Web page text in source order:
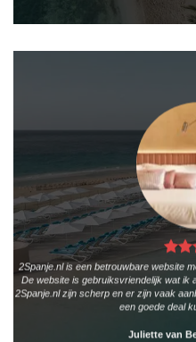
2Spanje.nl is een betrouwbare website
De website is gebruiksvriendelijk wat ik
2Spanje.nl zijn scherp en er zijn vaak
een goede deal
Juliette van